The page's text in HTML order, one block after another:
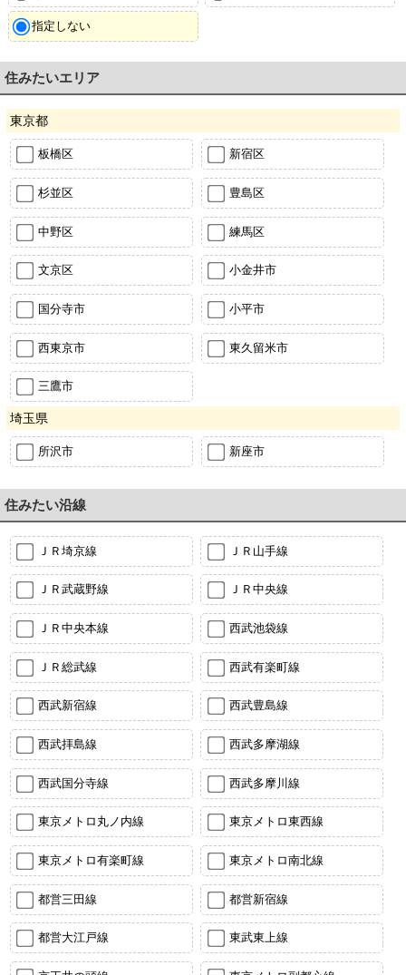
指定しない
住みたいエリア
東京都
板橋区 新宿区
杉並区 豊島区
中野区 練馬区
文京区 小金井市
国分寺市 小平市
西東京市 東久留米市
三鷹市
埼玉県
所沢市 新座市
住みたい沿線
ＪＲ埼京線 ＪＲ山手線
ＪＲ武蔵野線 ＪＲ中央線
ＪＲ中央本線 西武池袋線
ＪＲ総武線 西武有楽町線
西武新宿線 西武豊島線
西武拝島線 西武多摩湖線
西武国分寺線 西武多摩川線
東京メトロ丸ノ内線 東京メトロ東西線
東京メトロ有楽町線 東京メトロ南北線
都営三田線 都営新宿線
都営大江戸線 東武東上線